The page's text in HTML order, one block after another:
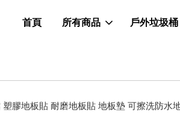
首頁 所有商品 戶外垃圾桶
膠地板貼 耐磨地板貼 地板墊 可擦洗防水地